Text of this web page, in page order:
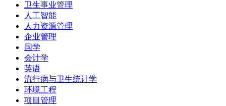
卫生事业管理
人工智能
人力资源管理
企业管理
国学
会计学
英语
流行病与卫生统计学
环境工程
项目管理